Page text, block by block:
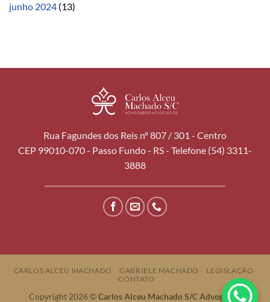
junho 2024 (13)
Rua Fagundes dos Reis nº 807 / 301 - Centro
CEP 99010-070 - Passo Fundo - RS - Telefone (54) 3311-
3888
CARLOS ALCEU MACHADO GABRIELE MACHADO
LEGISLAÇÃO
CONTATO
Copyright 2026 ©Carlos Alceu Machado S/C Advogados